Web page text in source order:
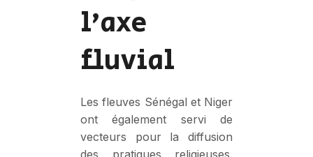
l’axe
fluvial
Les fleuves Sénégal et Niger
ont également servi de
vecteurs pour la diffusion